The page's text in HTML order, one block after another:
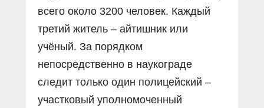
всего около 3200 человек. Каждый
третий житель – айтишник или
учёный. За порядком
непосредственно в наукограде
следит только один полицейский –
участковый уполномоченный